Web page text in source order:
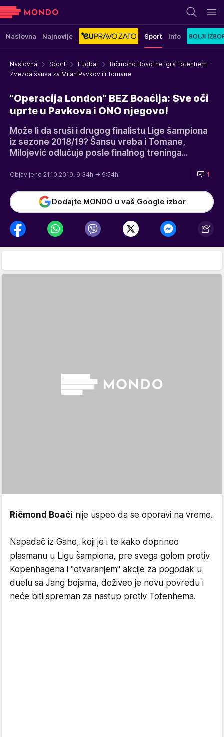
Naslovna Najnovije Sport Info
Naslovna Sport Fudbal
Ričmond Boaći ne igra Totenhem -
Zvezda šansa za Milan Pavkov ili Tomane
"Operacija London" BEZ Boaćija: Sve oči
uprte u Pavkova i ONO njegovo!
Može li da sruši i drugog finalistu Lige šampiona
iz sezone 2018/19? Šansu vreba i Tomane,
Milojević odlučuje posle finalnog treninga...
Objavljeno 21.10.2019. 9:34h → 9:54h 1
Dodajte MONDO u vaš Google izbor
Ričmond Boaći nije uspeo da se oporavi na vreme.
Napadač iz Gane, koji je i te kako doprineo
plasmanu u Ligu šampiona, pre svega golom protiv
Kopenhagena i "otvaranjem" akcije za pogodak u
duelu sa Jang bojsima, doživeo je novu povredu i
neće biti spreman za nastup protiv Totenhema.